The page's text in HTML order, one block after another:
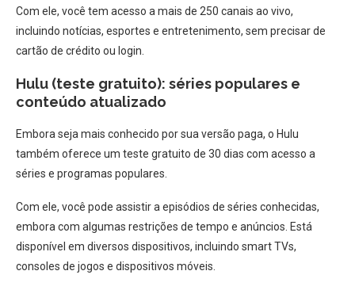
Com ele, você tem acesso a mais de 250 canais ao vivo,
incluindo notícias, esportes e entretenimento, sem precisar de
cartão de crédito ou login.
Hulu (teste gratuito): séries populares e
conteúdo atualizado
Embora seja mais conhecido por sua versão paga, o Hulu
também oferece um teste gratuito de 30 dias com acesso a
séries e programas populares.
Com ele, você pode assistir a episódios de séries conhecidas,
embora com algumas restrições de tempo e anúncios. Está
disponível em diversos dispositivos, incluindo smart TVs,
consoles de jogos e dispositivos móveis.